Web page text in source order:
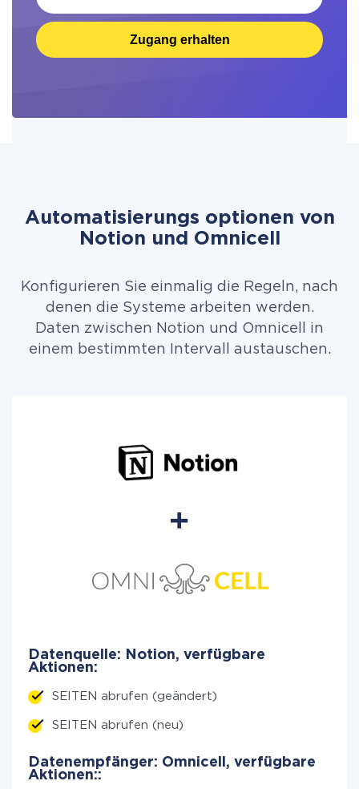
Zugang erhalten
Automatisierungs optionen von
Notion und Omnicell
Konfigurieren Sie einmalig die Regeln, nach
denen die Systeme arbeiten werden.
Daten zwischen Notion und Omnicell in
einem bestimmten Intervall austauschen.
Datenquelle: Notion, verfügbare
Aktionen:
SEITEN abrufen (geändert)
SEITEN abrufen (neu)
Datenempfänger: Omnicell, verfügbare
Aktionen::